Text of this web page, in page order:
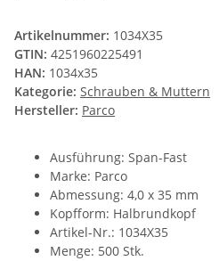
Artikelnummer: 1034X35
GTIN: 4251960225491
HAN: 1034x35
Kategorie: Schrauben & Muttern
Hersteller: Parco
Ausführung: Span-Fast
Marke: Parco
Abmessung: 4,0 x 35 mm
Kopfform: Halbrundkopf
Artikel-Nr.: 1034X35
Menge: 500 Stk.